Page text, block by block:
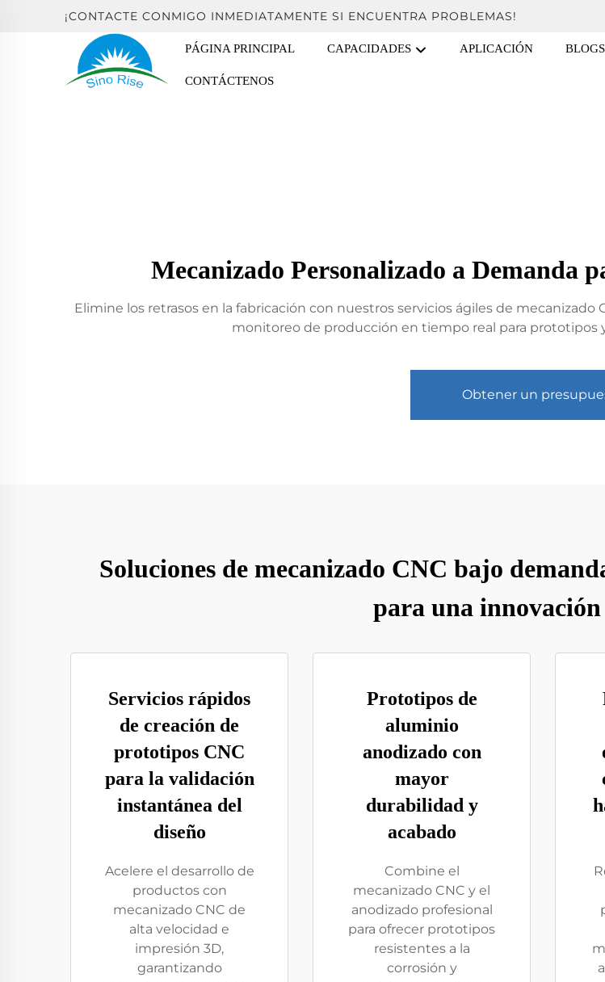
¡CONTACTE CONMIGO INMEDIATAMENTE SI ENCUENTRA PROBLEMAS!
PÁGINA PRINCIPAL CAPACIDADES APLICACIÓN BLOGS
CONTÁCTENOS
Mecanizado Personalizado a Demanda
Elimine los retrasos en la fabricación con nuestros servicios ágiles de
monitoreo de producción en tiempo real para prototipos
Obtener un
Soluciones de mecanizado CNC bajo
para una innovación
Servicios rápidos
de creación de
prototipos CNC
para la validación
instantánea del
diseño
Acelere el desarrollo de
productos con
mecanizado CNC de
alta velocidad e
impresión 3D,
garantizando
Prototipos de
aluminio
anodizado con
mayor
durabilidad y
acabado
Combine el
mecanizado CNC y el
anodizado profesional
para ofrecer prototipos
resistentes a la
corrosión y